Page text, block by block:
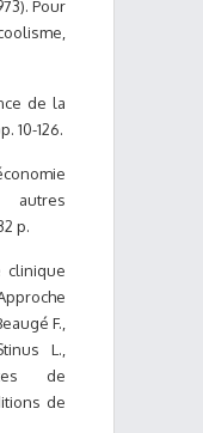
Pour
de la
10-126.
autres
p.
clinique
F.,
L.,
de
de